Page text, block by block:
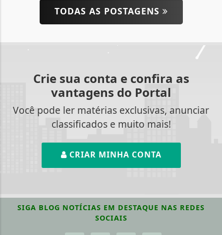
TODAS AS POSTAGENS
Crie sua conta e confira as
vantagens do Portal
Você pode ler matérias exclusivas, anunciar
classificados e muito mais!
CRIAR MINHA CONTA
SIGA BLOG NOTÍCIAS EM DESTAQUE NAS REDES
SOCIAIS